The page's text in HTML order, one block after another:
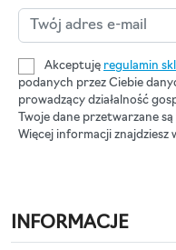
Akceptuję regulamin
podanych przez Ciebie
prowadzący działalność
Twoje dane przetwarzane
Więcej informacji znajdziesz
INFORMACJE